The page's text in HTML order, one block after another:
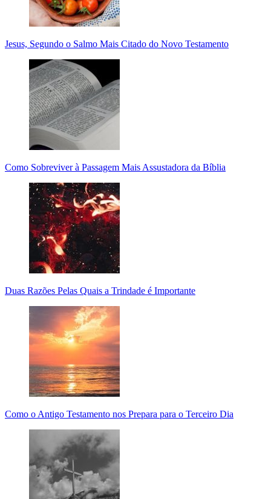
Jesus, Segundo o Salmo Mais Citado do Novo Testamento
Como Sobreviver à Passagem Mais Assustadora da Bíblia
Duas Razões Pelas Quais a Trindade é Importante
Como o Antigo Testamento nos Prepara para o Terceiro Dia